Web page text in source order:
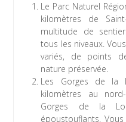
Le Parc Naturel
kilomètres de
multitude de
tous les niveaux.
variés, de points
nature préservée.
Les Gorges de la
kilomètres au
Gorges de la
époustouflants.